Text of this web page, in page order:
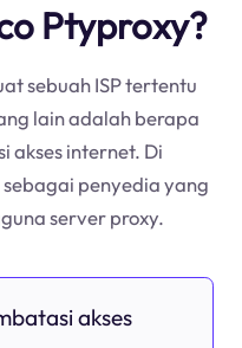
Ptyproxy?
sebuah ISP tertentu
lain adalah berapa
akses internet. Di
penyedia yang
server proxy.
akses